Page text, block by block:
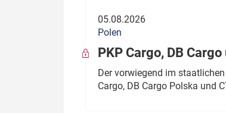
05.08.2026
Polen
PKP Cargo, DB
Der vorwiegend im
Cargo, DB Cargo Polska und